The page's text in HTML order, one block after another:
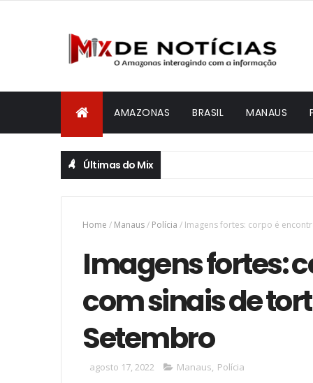
AMAZONAS BRASIL MANAUS
Últimas do Mix
Home / Manaus/ Polícia / Imagens fortes: corpo é
Imagens fortes:
com sinais de
Setembro
agosto 17, 2022 Manaus, Polícia